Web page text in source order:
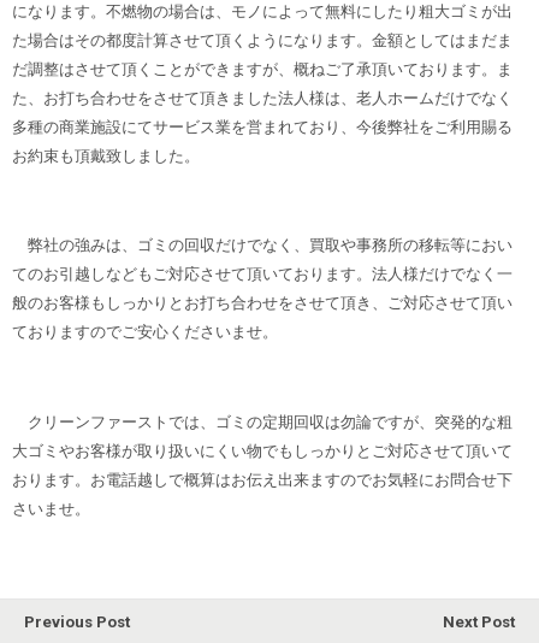
になります。不燃物の場合は、モノによって無料にしたり粗大ゴミが出
た場合はその都度計算させて頂くようになります。金額としてはまだま
だ調整はさせて頂くことができますが、概ねご了承頂いております。ま
た、お打ち合わせをさせて頂きました法人様は、老人ホームだけでなく
多種の商業施設にてサービス業を営まれており、今後弊社をご利用賜る
お約束も頂戴致しました。
弊社の強みは、ゴミの回収だけでなく、買取や事務所の移転等におい
てのお引越しなどもご対応させて頂いております。法人様だけでなく一
般のお客様もしっかりとお打ち合わせをさせて頂き、ご対応させて頂い
ておりますのでご安心くださいませ。
クリーンファーストでは、ゴミの定期回収は勿論ですが、突発的な粗
大ゴミやお客様が取り扱いにくい物でもしっかりとご対応させて頂いて
おります。お電話越しで概算はお伝え出来ますのでお気軽にお問合せ下
さいませ。
Previous Post
Next Post